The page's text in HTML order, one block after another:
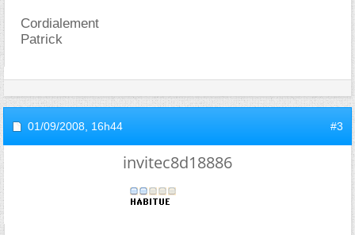
Cordialement
Patrick
01/09/2008, 16h44 #3
invitec8d18886